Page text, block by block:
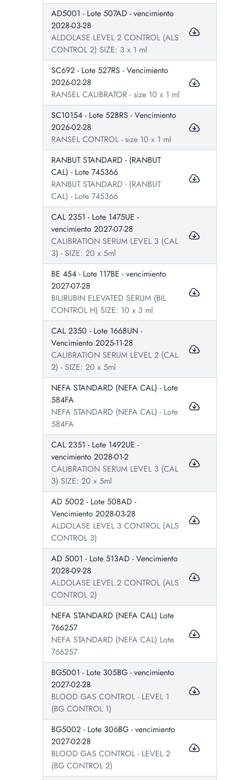
AD5001 - Lote 507AD - vencimiento
2028-03-28
ALDOLASE LEVEL 2 CONTROL (ALS
CONTROL 2) SIZE: 3 x 1 ml
SC692 - Lote 527RS - Vencimiento
2026-02-28
RANSEL CALIBRATOR - size 10 x 1 ml
SC10154 - Lote 528RS - Vencimiento
2026-02-28
RANSEL CONTROL - size 10 x 1 ml
RANBUT STANDARD - (RANBUT
CAL) - Lote 745366
RANBUT STANDARD - (RANBUT
CAL) - Lote 745366
CAL 2351 - Lote 1475UE -
vencimiento 2027-07-28
CALIBRATION SERUM LEVEL 3 (CAL
3) - SIZE: 20 x 5ml
BE 454 - Lote 117BE - vencimiento
2027-07-28
BILIRUBIN ELEVATED SERUM (BIL
CONTROL H) SIZE: 10 x 3 ml
CAL 2350 - Lote 1668UN -
Vencimiento 2025-11-28
CALIBRATION SERUM LEVEL 2 (CAL
2) - SIZE: 20 x 5ml
NEFA STANDARD (NEFA CAL) - Lote
584FA
NEFA STANDARD (NEFA CAL) - Lote
584FA
CAL 2351 - Lote 1492UE -
vencimiento 2028-01-2
CALIBRATION SERUM LEVEL 3 (CAL
3) SIZE: 20 x 5ml
AD 5002 - Lote 508AD -
Vencimiento 2028-03-28
ALDOLASE LEVEL 3 CONTROL (ALS
CONTROL 3)
AD 5001 - Lote 513AD - Vencimiento
2028-09-28
ALDOLASE LEVEL 2 CONTROL (ALS
CONTROL 2)
NEFA STANDARD (NEFA CAL) Lote
766257
NEFA STANDARD (NEFA CAL) Lote
766257
BG5001 - Lote 305BG - vencimiento
2027-02-28
BLOOD GAS CONTROL - LEVEL 1
(BG CONTROL 1)
BG5002 - Lote 306BG - vencimiento
2027-02-28
BLOOD GAS CONTROL - LEVEL 2
(BG CONTROL 2)